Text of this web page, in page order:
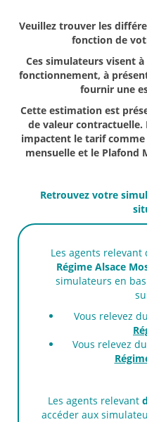
Veuillez trouver les
fonction de
Ces simulateurs visent
fonctionnement, à
fournir une
Cette estimation est
de valeur
impactent le tarif
mensuelle et le Plafond
Retrouvez votre
Les agents relevant
Régime Alsace
simulateurs en
Vous relevez
Vous relevez
Les agents relevant
accéder aux